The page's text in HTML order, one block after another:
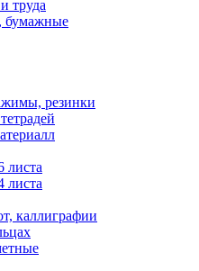
труда
бумажные
резинки
листа
листа
каллиграфии